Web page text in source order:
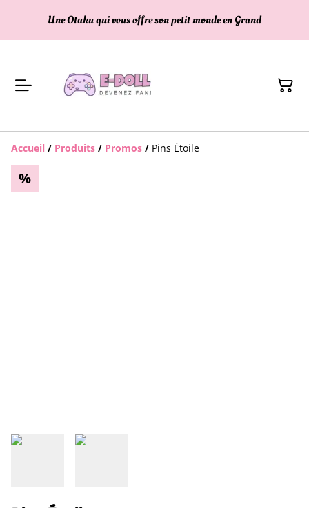
Une Otaku qui vous offre son petit monde en Grand
Accueil / Produits / Promos / Pins Étoile
%